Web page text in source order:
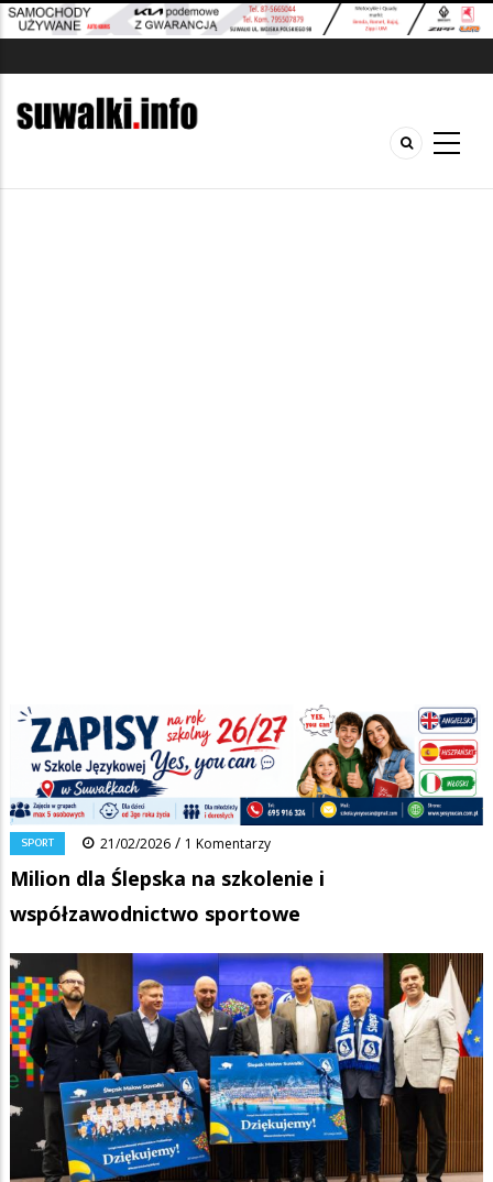
Ścieżka
nawigacyjna
Strona główna/Wiadomości /Sport/
Milion dla Ślepska na szkolenie i współzawodnictwo sportowe
Facebook PinterestTumblr
0 Reddit Share
SPORT 21/02/2026 / 1 Komentarzy
Milion dla Ślepska na szkolenie i
współzawodnictwo sportowe